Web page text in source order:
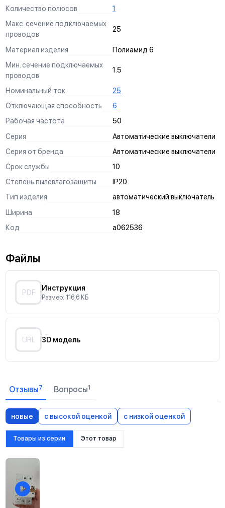
Количество полюсов
1
Макс. сечение подключаемых
проводов
25
Материал изделия
Полиамид 6
Мин. сечение подключаемых
проводов
1.5
Номинальный ток
25
Отключающая способность
6
Рабочая частота
50
Серия
Автоматические выключатели
Серия от бренда
Автоматические выключатели
Срок службы
10
Степень пылевлагозащиты
IP20
Тип изделия
автоматический выключатель
Ширина
18
Код
a062536
Файлы
PDF
Инструкция
Размер: 116,6 КБ
URL 3D модель
Отзывы7 Вопросы1
новые с высокой оценкой с низкой оценкой
Товары из серии Этот товар